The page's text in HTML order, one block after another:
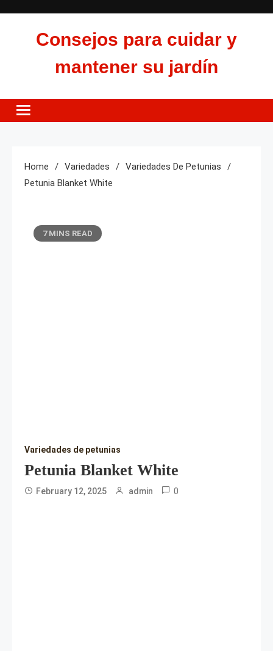
Consejos para cuidar y
mantener su jardín
Home Variedades
Variedades De Petunias
Petunia Blanket White
7 MINS READ
Variedades de petunias
Petunia Blanket White
February 12, 2025 admin 0